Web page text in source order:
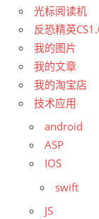
光标阅读机
反恐精英
我的图片
我的文章
我的淘宝店
技术应用
android
ASP
IOS
swift
JS